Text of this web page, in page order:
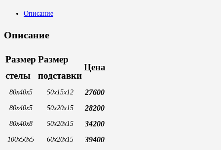
Описание
Описание
Размер
стелы
Размер
подставки
Цена
80х40х5 50х15х12 27600
80х40х5 50х20х15 28200
80х40х8 50х20х15 34200
100х50х5 60х20х15 39400